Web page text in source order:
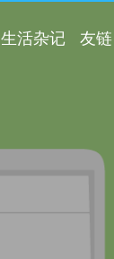
生活杂记 友链